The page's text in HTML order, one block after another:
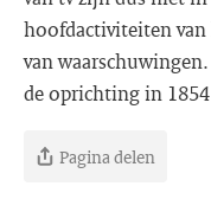
hoofdactiviteiten van
van
de oprichting in
Pagina delen